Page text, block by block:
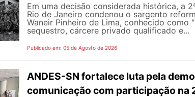
Em uma decisão considerada histórica, a
Rio de Janeiro condenou o sargento
Waneir Pinheiro de Lima, conhecido como
sequestro, cárcere privado qualificado e...
Publicado em: 05 de Agosto de 2026
ANDES-SN fortalece luta pela
comunicação com participação na